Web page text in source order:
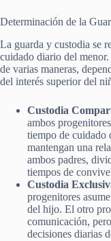
Determinación de la
La guarda y custodia se
cuidado diario del menor.
de varias maneras,
del interés superior del
Custodia
ambos
tiempo de cuidado
mantengan una
ambos padres,
tiempos de
Custodia
progenitores
del hijo. El otro
comunicación,
decisiones diarias